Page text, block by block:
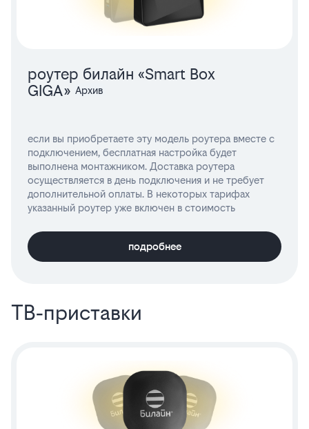
роутер билайн «Smart Box
GIGA»
если вы приобретаете эту модель роутера вместе с
подключением, бесплатная настройка будет
выполнена монтажником. Доставка роутера
осуществляется в день подключения и не требует
дополнительной оплаты. В некоторых тарифах
указанный роутер уже включен в стоимость
подробнее
ТВ‑приставки